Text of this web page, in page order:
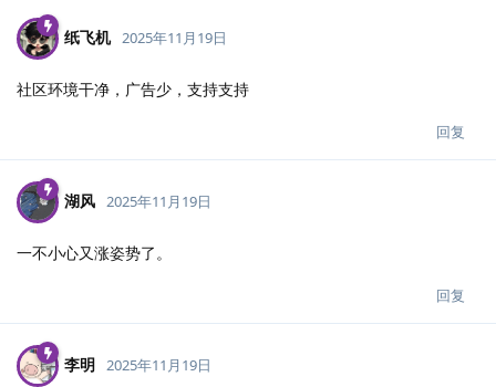
纸飞机 2025年11月19日
社区环境干净，广告少，支持支持
回复
湖风 2025年11月19日
一不小心又涨姿势了。
回复
李明 2025年11月19日